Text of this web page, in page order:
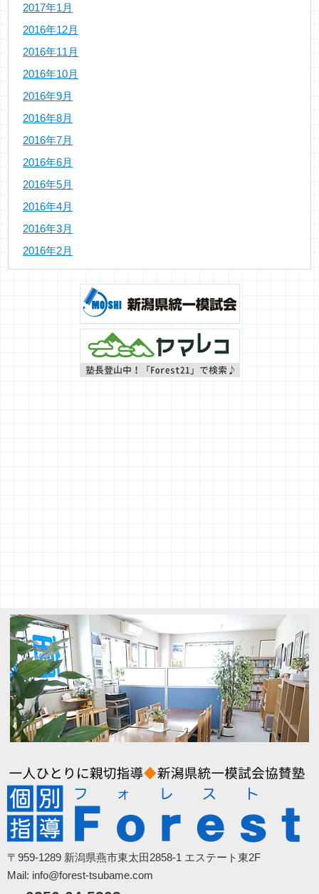
2017年1月
2016年12月
2016年11月
2016年10月
2016年9月
2016年8月
2016年7月
2016年6月
2016年5月
2016年4月
2016年3月
2016年2月
〒959-1289 新潟県燕市東太田2858-1 エステート東2F
Mail: info@forest-tsubame.com